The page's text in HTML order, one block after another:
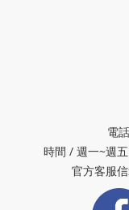
電
時間 / 週一~週
官方客服